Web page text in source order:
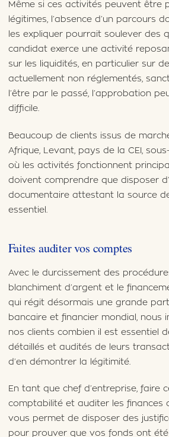
Même si ces activités peuvent être
légitimes, l’absence d’un parcours
les expliquer pourrait soulever des
candidat exerce une activité
sur les liquidités, en particulier sur
actuellement non réglementés,
l’être par le passé, l’approbation
difficile.
Beaucoup de clients issus de
Afrique, Levant, pays de la CEI,
où les activités fonctionnent
doivent comprendre que disposer
documentaire attestant la source
essentiel.
Faites auditer vos comptes
Avec le durcissement des
blanchiment d’argent et le
qui régit désormais une grande
bancaire et financier mondial, nous
nos clients combien il est essentiel
détaillés et audités de leurs
d’en démontrer la légitimité.
En tant que chef d’entreprise, faire
comptabilité et auditer les finances
vous permet de disposer des
pour prouver que vos fonds ont